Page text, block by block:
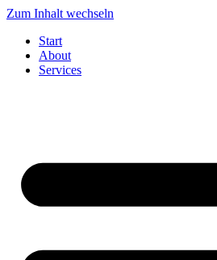
Zum Inhalt wechseln
Start
About
Services